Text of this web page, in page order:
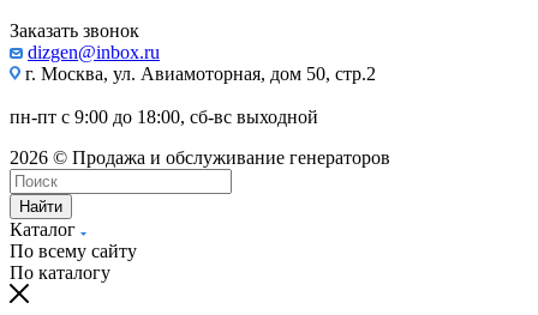
Заказать звонок
dizgen@inbox.ru
г. Москва, ул. Авиамоторная, дом 50, стр.2
пн-пт с 9:00 до 18:00, сб-вс выходной
2026 © Продажа и обслуживание генераторов
Найти
Каталог
По всему сайту
По каталогу